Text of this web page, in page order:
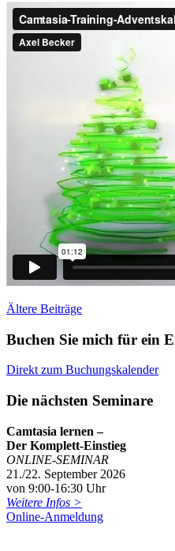
Beitragsnavigation
Ältere Beiträge
Buchen Sie mich für ein
Direkt zum Buchungskalender
Die nächsten Seminare
Camtasia lernen –
Der Komplett-Einstieg
ONLINE-SEMINAR
21./22. September 2026
von 9:00-16:30 Uhr
Weitere Infos >
Online-Anmeldung